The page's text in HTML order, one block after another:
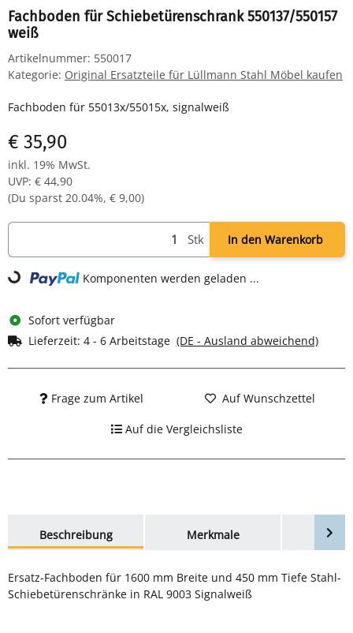
Fachboden für Schiebetürenschrank 550137/550157
weiß
Artikelnummer: 550017
Kategorie: Original Ersatzteile für Lüllmann Stahl Möbel kaufen
Fachboden für 55013x/55015x, signalweiß
€ 35,90
inkl. 19% MwSt.
UVP: € 44,90
(Du sparst 20.04%, € 9,00)
Stk In den Warenkorb
Loading... Komponenten werden geladen ...
Sofort verfügbar
Lieferzeit: 4 - 6 Arbeitstage (DE - Ausland abweichend)
Frage zum Artikel Auf Wunschzettel
Auf die Vergleichsliste
Beschreibung
Merkmale
Ersatz-Fachboden für 1600 mm Breite und 450 mm Tiefe Stahl-
Schiebetürenschränke in RAL 9003 Signalweiß